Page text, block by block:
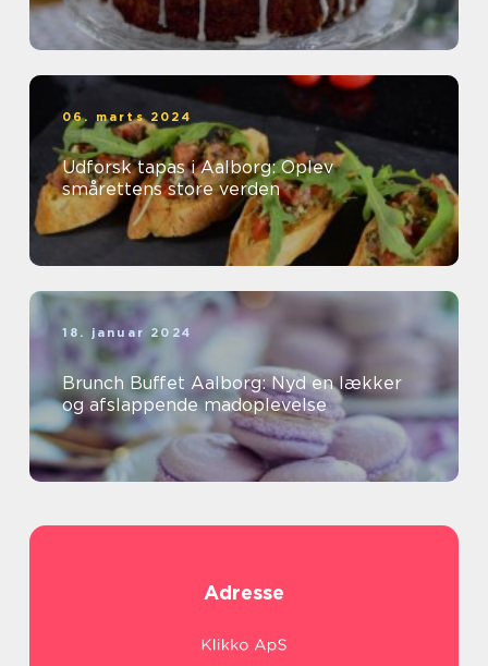
06. marts 2024
Udforsk tapas i Aalborg: Oplev
smårettens store verden
18. januar 2024
Brunch Buffet Aalborg: Nyd en lækker
og afslappende madoplevelse
Adresse